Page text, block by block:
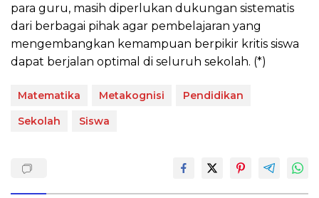
para guru, masih diperlukan dukungan sistematis
dari berbagai pihak agar pembelajaran yang
mengembangkan kemampuan berpikir kritis siswa
dapat berjalan optimal di seluruh sekolah. (*)
Matematika Metakognisi
Pendidikan
Sekolah
Siswa